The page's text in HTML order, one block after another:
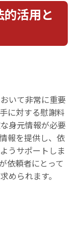
活用と
いて非常に重要
に対する慰謝料
身元情報が必要
報を提供し、依
うサポートしま
依頼者にとって
められます。